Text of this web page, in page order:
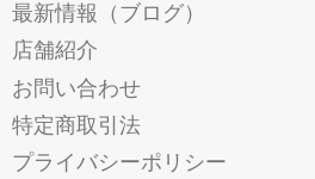
最新情報（ブログ）
店舗紹介
お問い合わせ
特定商取引法
プライバシーポリシー